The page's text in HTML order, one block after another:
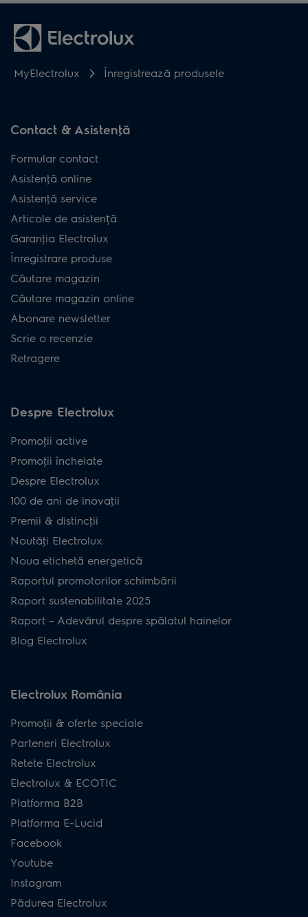
MyElectrolux Înregistrează produsele
Contact & Asistenţă
Formular contact
Asistenţă online
Asistenţă service
Articole de asistență
Garanţia Electrolux
Înregistrare produse
Căutare magazin
Căutare magazin online
Abonare newsletter
Scrie o recenzie
Retragere
Despre Electrolux
Promoţii active
Promoţii încheiate
Despre Electrolux
100 de ani de inovaţii
Premii & distincţii
Noutăţi Electrolux
Noua etichetă energetică
Raportul promotorilor schimbării
Raport sustenabilitate 2025
Raport – Adevărul despre spălatul hainelor
Blog Electrolux
Electrolux România
Promoţii & oferte speciale
Parteneri Electrolux
Retete Electrolux
Electrolux & ECOTIC
Platforma B2B
Platforma E-Lucid
Facebook
Youtube
Instagram
Pădurea Electrolux